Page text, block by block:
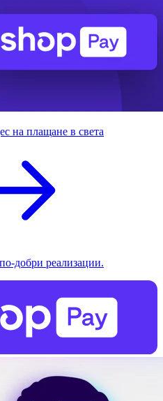
на плащане в света
добри реализации.